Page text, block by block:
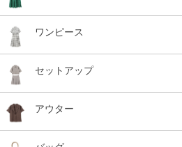
ワンピース
セットアップ
アウター